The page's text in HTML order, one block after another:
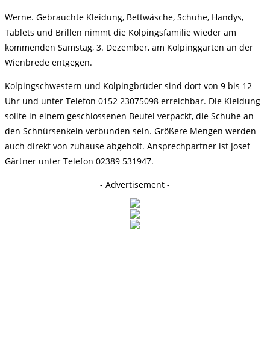
Werne. Gebrauchte Kleidung, Bettwäsche, Schuhe, Handys,
Tablets und Brillen nimmt die Kolpingsfamilie wieder am
kommenden Samstag, 3. Dezember, am Kolpinggarten an der
Wienbrede entgegen.
Kolpingschwestern und Kolpingbrüder sind dort von 9 bis 12
Uhr und unter Telefon 0152 23075098 erreichbar. Die Kleidung
sollte in einem geschlossenen Beutel verpackt, die Schuhe an
den Schnürsenkeln verbunden sein. Größere Mengen werden
auch direkt von zuhause abgeholt. Ansprechpartner ist Josef
Gärtner unter Telefon 02389 531947.
- Advertisement -